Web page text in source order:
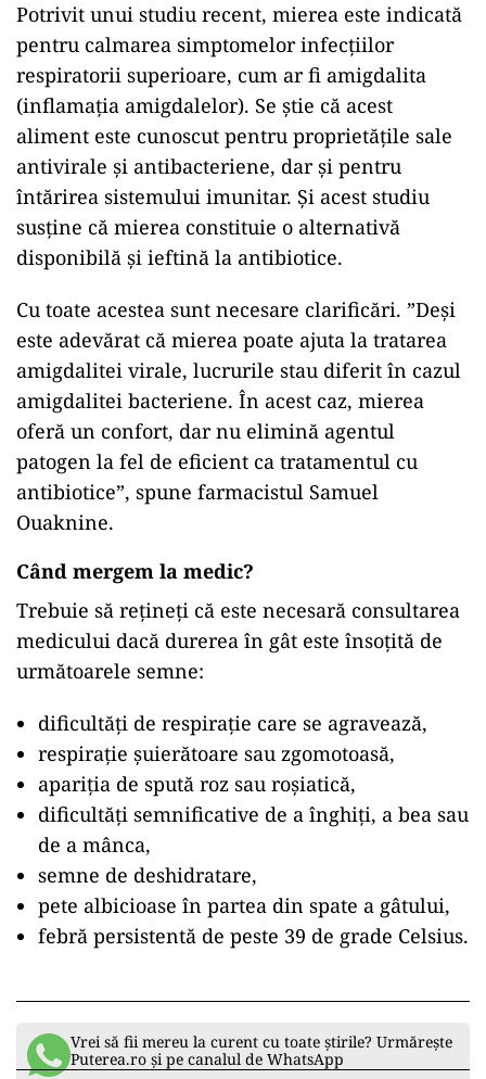
Potrivit unui studiu recent, mierea este indicată
pentru calmarea simptomelor infecțiilor
respiratorii superioare, cum ar fi amigdalita
(inflamația amigdalelor). Se știe că acest
aliment este cunoscut pentru proprietățile sale
antivirale și antibacteriene, dar și pentru
întărirea sistemului imunitar. Și acest studiu
susține că mierea constituie o alternativă
disponibilă și ieftină la antibiotice.
Cu toate acestea sunt necesare clarificări. ”Deși
este adevărat că mierea poate ajuta la tratarea
amigdalitei virale, lucrurile stau diferit în cazul
amigdalitei bacteriene. În acest caz, mierea
oferă un confort, dar nu elimină agentul
patogen la fel de eficient ca tratamentul cu
antibiotice”, spune farmacistul Samuel
Ouaknine.
Când mergem la medic?
Trebuie să rețineți că este necesară consultarea
medicului dacă durerea în gât este însoțită de
următoarele semne:
dificultăți de respirație care se agravează,
respirație șuierătoare sau zgomotoasă,
apariția de spută roz sau roșiatică,
dificultăți semnificative de a înghiți, a bea sau
de a mânca,
semne de deshidratare,
pete albicioase în partea din spate a gâtului,
febră persistentă de peste 39 de grade Celsius.
Vrei să fii mereu la curent cu toate știrile? Urmărește
Puterea.ro și pe canalul de WhatsApp